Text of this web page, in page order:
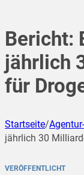
Bericht:
jährlich
für
Startseite/
jährlich 30
VERÖFFENTLICHT